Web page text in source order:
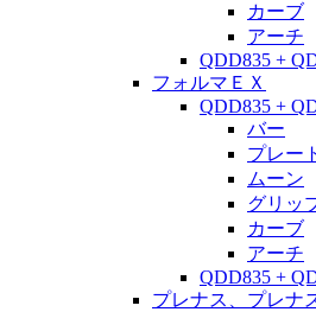
カーブ
アーチ
QDD835 +
フォルマＥＸ
QDD835 +
バー
プレー
ムーン
グリッ
カーブ
アーチ
QDD835 +
プレナス、プレナ